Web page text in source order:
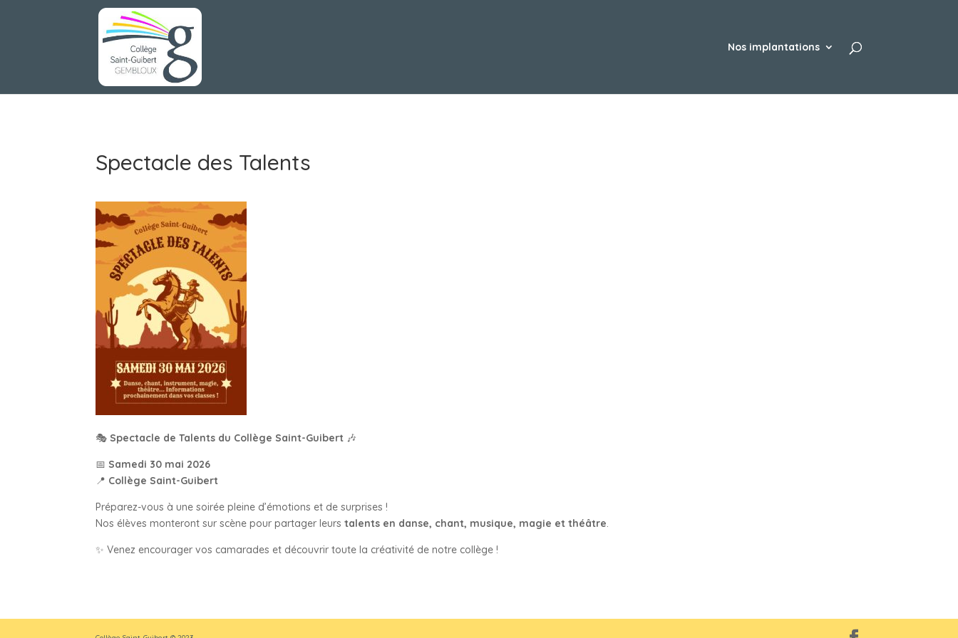
Nos implantations
Spectacle des Talents
🎭 Spectacle de Talents du Collège Saint-Guibert 🎶
📅 Samedi 30 mai 2026
📍 Collège Saint-Guibert
Préparez-vous à une soirée pleine d’émotions et de surprises !
Nos élèves monteront sur scène pour partager leurstalents en danse, chant, musique, magie et théâtre.
✨ Venez encourager vos camarades et découvrir toute la créativité de notre collège !